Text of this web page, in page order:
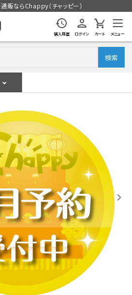
販ならChappy（チャッピー）
購入履歴 ログイン カート メニュー
検索
ールをチェック
本体